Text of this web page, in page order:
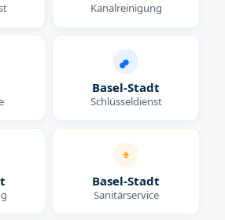
Kanalreinigung
Basel-Stadt
Schlüsseldienst
Basel-Stadt
Sanitärservice